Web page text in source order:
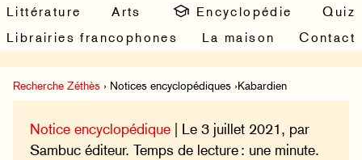
Littérature
Arts Encyclopédie
Quiz
Librairies francophones
La maison Contact
Recherche Zéthès › Notices encyclopédiques ›Kabardien
Notice encyclopédique | Le 3 juillet 2021, par
Sambuc éditeur. Temps de lecture : une minute.